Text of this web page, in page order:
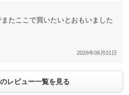
たここで買いたいとおもいました
2026年06月01日
レビュー一覧を見る